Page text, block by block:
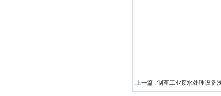
上一篇 : 制革工业废水处理设备